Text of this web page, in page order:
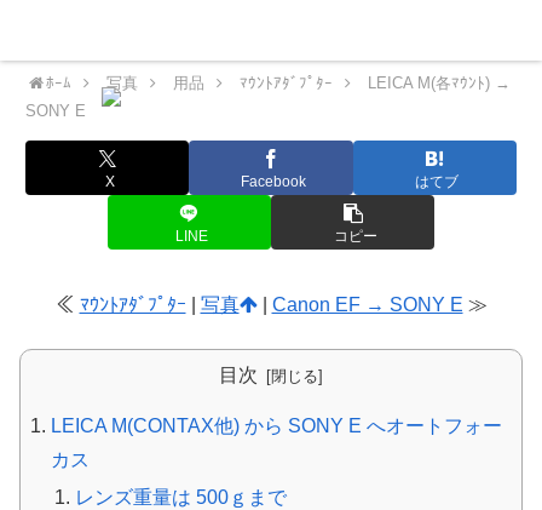
ﾎｰﾑ 写真 用品 ﾏｳﾝﾄｱﾀﾞﾌﾟﾀｰ
LEICA M(各ﾏｳﾝﾄ) →
SONY E
X Facebook はてブ
LINE コピー
≪ ﾏｳﾝﾄｱﾀﾞﾌﾟﾀｰ 写真 | Canon EF → SONY E ≫
目次
LEICA M(CONTAX他) から SONY E へオートフォー
カス
レンズ重量は 500ｇまで